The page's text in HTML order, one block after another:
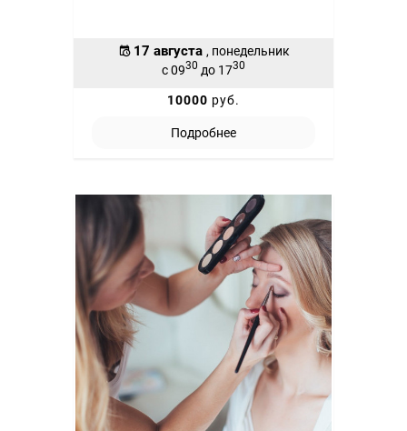
17 августа , понедельник
с 0930 до 1730
10000 руб.
Подробнее